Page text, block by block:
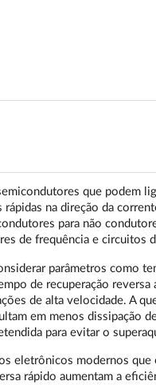
que podem
na direção da
para não
de frequência e circuitos
parâmetros como
de recuperação reversa
de alta velocidade. A
em menos dissipação
para evitar o
eletrônicos modernos que
rápido aumentam a